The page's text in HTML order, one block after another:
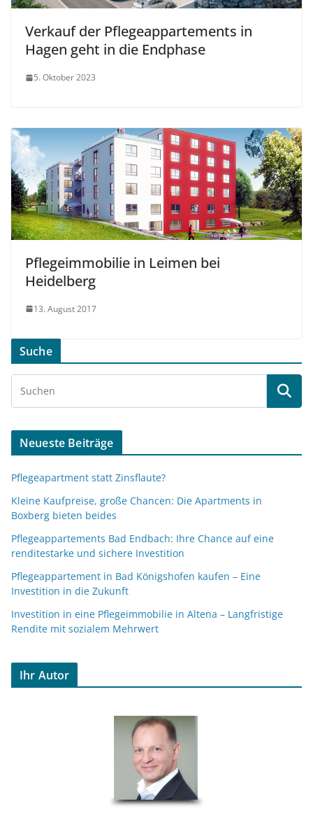
Verkauf der Pflegeappartements in
Hagen geht in die Endphase
5. Oktober 2023
Pflegeimmobilie in Leimen bei
Heidelberg
13. August 2017
Suche
Neueste Beiträge
Pflegeapartment statt Zinsflaute?
Kleine Kaufpreise, große Chancen: Die Apartments in
Boxberg bieten beides
Pflegeappartements Bad Endbach: Ihre Chance auf eine
renditestarke und sichere Investition
Pflegeappartement in Bad Königshofen kaufen – Eine
Investition in die Zukunft
Investition in eine Pflegeimmobilie in Altena – Langfristige
Rendite mit sozialem Mehrwert
Ihr Autor